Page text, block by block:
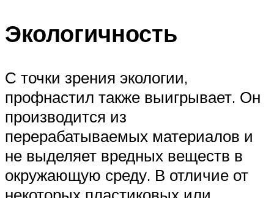
Экологичность
С точки зрения экологии,
профнастил также выигрывает. Он
производится из
перерабатываемых материалов и
не выделяет вредных веществ в
окружающую среду. В отличие от